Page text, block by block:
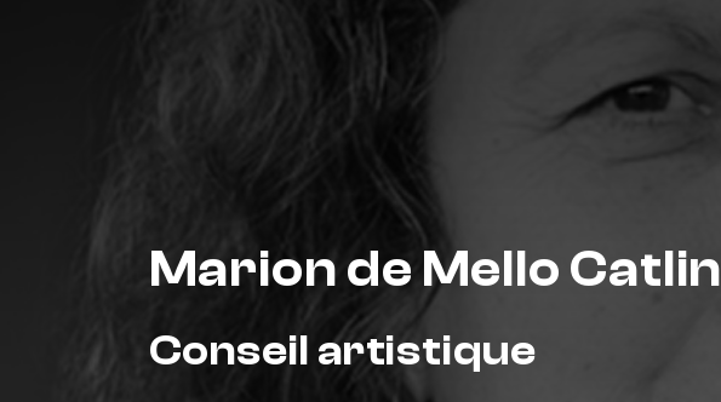
Marion de Mello Catlin
Conseil artistique